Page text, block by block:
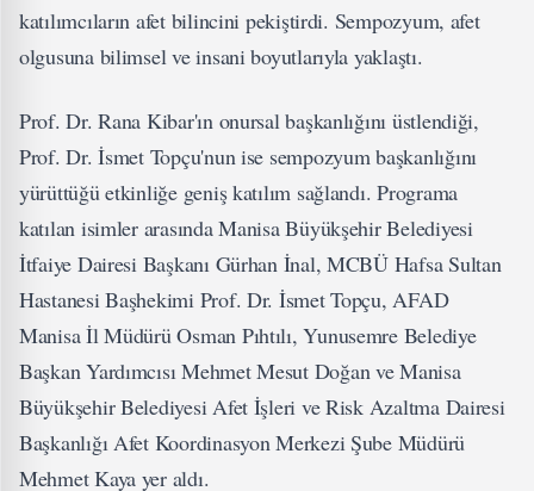
katılımcıların afet bilincini pekiştirdi. Sempozyum, afet
olgusuna bilimsel ve insani boyutlarıyla yaklaştı.
Prof. Dr. Rana Kibar'ın onursal başkanlığını üstlendiği,
Prof. Dr. İsmet Topçu'nun ise sempozyum başkanlığını
yürüttüğü etkinliğe geniş katılım sağlandı. Programa
katılan isimler arasında Manisa Büyükşehir Belediyesi
İtfaiye Dairesi Başkanı Gürhan İnal, MCBÜ Hafsa Sultan
Hastanesi Başhekimi Prof. Dr. İsmet Topçu, AFAD
Manisa İl Müdürü Osman Pıhtılı, Yunusemre Belediye
Başkan Yardımcısı Mehmet Mesut Doğan ve Manisa
Büyükşehir Belediyesi Afet İşleri ve Risk Azaltma Dairesi
Başkanlığı Afet Koordinasyon Merkezi Şube Müdürü
Mehmet Kaya yer aldı.